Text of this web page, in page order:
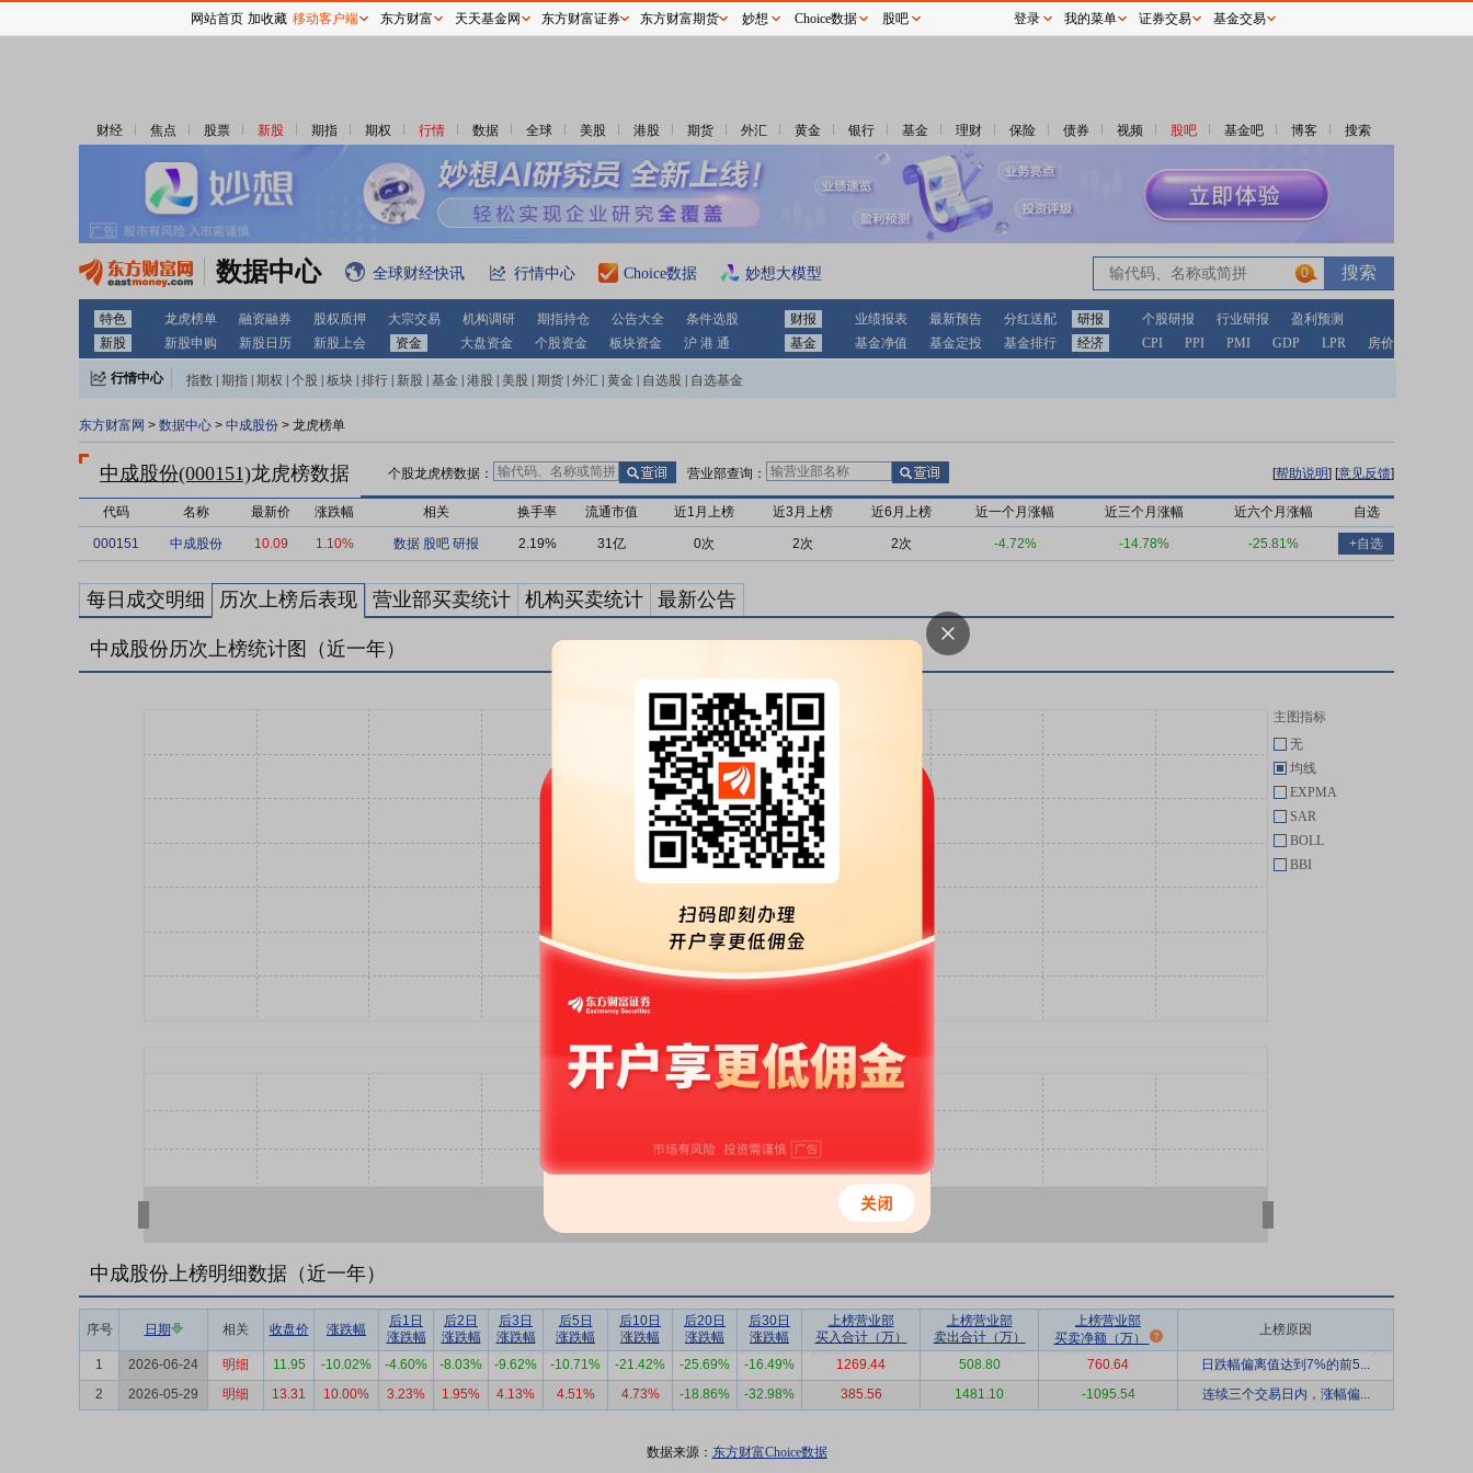
财经 焦点 股票 新股 期指 期权 行情 数据 全球 美股 港股 期货 外汇 黄金 银行 基金 理财 保险 债券 视频 股吧 基金吧 博客 搜索
数据中心 全球财经快讯 行情中心 Choice数据 妙想大模型 0
特色 龙虎榜单 融资融券 股权质押 大宗交易 机构调研 期指持仓 公告大全 条件选股 财报 业绩报表 最新预告 分红送配 研报 个股研报 行业研报
盈利预测
新股
新股申购 新股日历 新股上会 资金 大盘资金 个股资金 板块资金 沪 港 通 基金 基金净值 基金定投 基金排行 经济 CPI PPI PMI GDP LPR 房价
行情中心 指数 期指 期权 个股 板块 排行 新股 基金 港股 美股 期货 外汇 黄金 自选股 自选基金
东方财富网 > 数据中心 > 中成股份 > 龙虎榜单
中成股份(000151)龙虎榜数据 个股龙虎榜数据： 营业部查询： [帮助说明] [意见反馈]
代码 名称 最新价 涨跌幅 相关 换手率 流通市值 近1月上榜 近3月上榜 近6月上榜 近一个月涨幅 近三个月涨幅 近六个月涨幅 自选
000151 中成股份 10.09 1.10% 数据 股吧 研报 2.19% 31亿 0次 2次 2次 -4.72% -14.78% -25.81% +自选
每日成交明细 历次上榜后表现 营业部买卖统计 机构买卖统计 最新公告
中成股份历次上榜统计图（近一年）
主图指标
无
均线
EXPMA
SAR
BOLL
BBI
中成股份上榜明细数据（近一年）
序号 日期 相关 收盘价 涨跌幅
后1日
涨跌幅
后2日
涨跌幅
后3日
涨跌幅
后5日
涨跌幅
后10日
涨跌幅
后20日
涨跌幅
后30日
涨跌幅
上榜营业部
买入合计（万）
上榜营业部
卖出合计（万）
上榜营业部
买卖净额（万）
上榜原因
1 2026-06-24 明细 11.95 -10.02% -4.60% -8.03% -9.62% -10.71% -21.42% -25.69% -16.49% 1269.44 508.80 760.64
日跌幅偏离值达到7%的前5...
2
2026-05-29 明细 13.31 10.00% 3.23% 1.95% 4.13% 4.51% 4.73% -18.86% -32.98% 385.56 1481.10 -1095.54 连续三个交易日内，涨幅偏...
数据来源： 东方财富Choice数据
网站首页 加收藏 移动客户端 东方财富 天天基金网 东方财富证券 东方财富期货 妙想 Choice数据 股吧 登录 我的菜单 证券交易 基金交易